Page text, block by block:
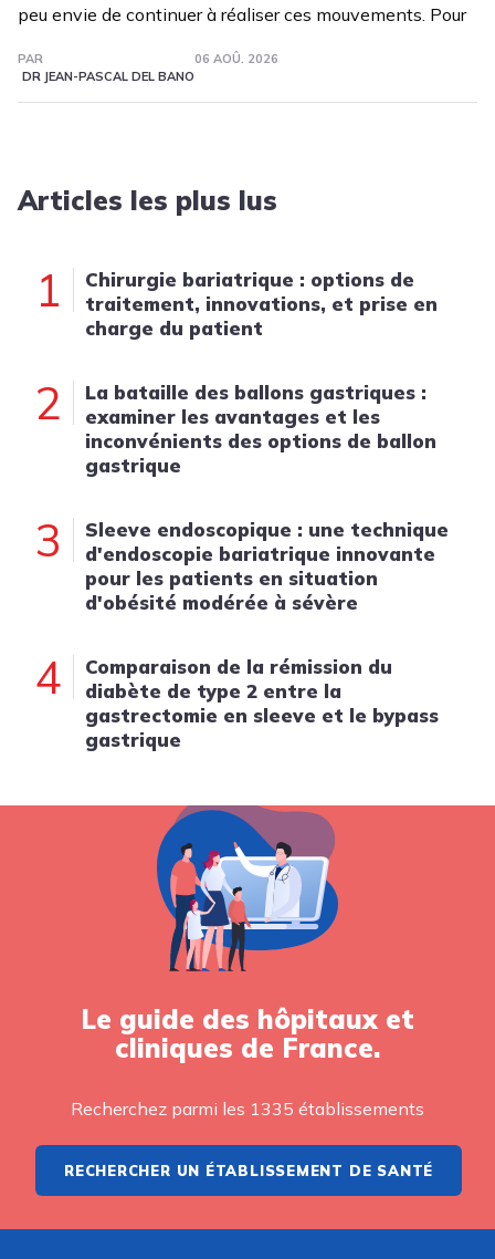
peu envie de continuer à réaliser ces mouvements. Pour
PAR
DR JEAN-PASCAL DEL BANO
06 AOÛ. 2026
Articles les plus lus
1
Chirurgie bariatrique : options de
traitement, innovations, et prise en
charge du patient
2
La bataille des ballons gastriques :
examiner les avantages et les
inconvénients des options de ballon
gastrique
3
Sleeve endoscopique : une technique
d'endoscopie bariatrique innovante
pour les patients en situation
d'obésité modérée à sévère
4
Comparaison de la rémission du
diabète de type 2 entre la
gastrectomie en sleeve et le bypass
gastrique
Le guide des hôpitaux et
cliniques de France.
Recherchez parmi les 1335 établissements
RECHERCHER UN ÉTABLISSEMENT DE SANTÉ